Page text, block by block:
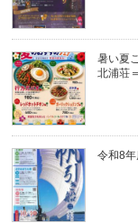
暑い夏
北浦荘＝
令和8